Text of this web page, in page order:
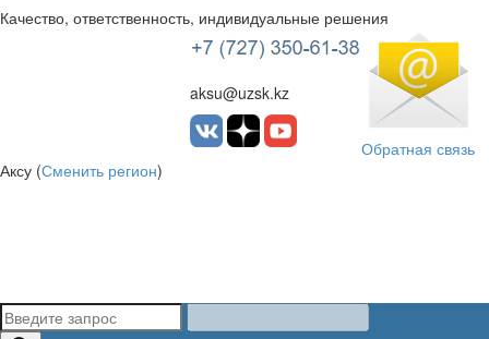
УЗСК Казахстан
Качество, ответственность, индивидуальные решения
aksu@uzsk.kz
Обратная связь
Аксу (Сменить регион)